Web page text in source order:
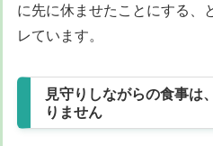
に先に休ませたことにする、
レています。
見守りしながらの食事は
りません